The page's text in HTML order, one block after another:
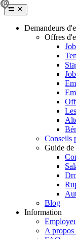
Demandeurs
Offres
Conseils
Guide de
Blog
Information
A propos